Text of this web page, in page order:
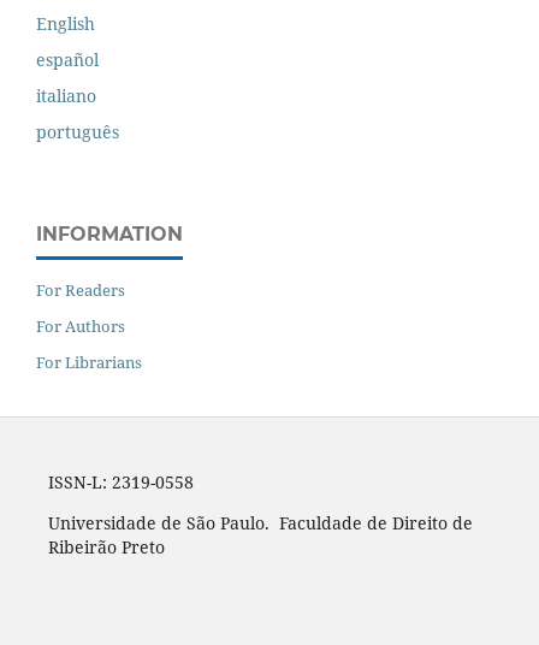
English
español
italiano
português
INFORMATION
For Readers
For Authors
For Librarians
ISSN-L: 2319-0558
Universidade de São Paulo. Faculdade de Direito de
Ribeirão Preto